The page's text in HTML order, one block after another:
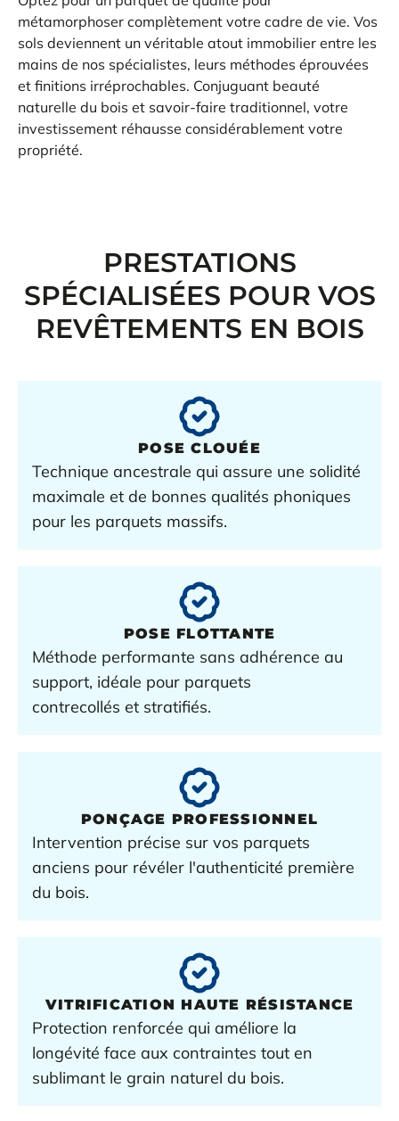
métamorphoser complètement votre cadre de vie. Vos
sols deviennent un véritable atout immobilier entre les
mains de nos spécialistes, leurs méthodes éprouvées
et finitions irréprochables. Conjuguant beauté
naturelle du bois et savoir-faire traditionnel, votre
investissement réhausse considérablement votre
propriété.
PRESTATIONS
SPÉCIALISÉES POUR VOS
REVÊTEMENTS EN BOIS
POSECLOUÉE
Technique ancestrale qui assure une solidité
maximale et de bonnes qualités phoniques
pour les parquets massifs.
POSE FLOTTANTE
Méthode performante sans adhérence au
support, idéale pour parquets
contrecollés et stratifiés.
PONÇAGE PROFESSIONNEL
Intervention précise sur vos parquets
anciens pour révéler l'authenticité première
du bois.
VITRIFICATION HAUTE RÉSISTANCE
Protection renforcée qui améliore la
longévité face aux contraintes tout en
sublimant le grain naturel du bois.